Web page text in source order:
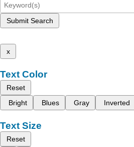
Submit Search
x
Text Color
Reset
Bright
Blues Gray Inverted
Text Size
Reset